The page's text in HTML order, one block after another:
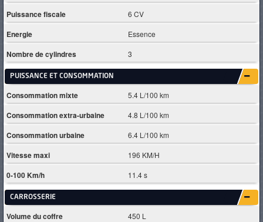
Puissance fiscale 6 CV
Energie Essence
Nombre de cylindres 3
PUISSANCE ET CONSOMMATION
Consommation mixte 5.4 L/100 km
Consommation extra-urbaine 4.8 L/100 km
Consommation urbaine 6.4 L/100 km
Vitesse maxi 196 KM/H
0-100 Km/h 11.4 s
CARROSSERIE
Volume du coffre 450 L